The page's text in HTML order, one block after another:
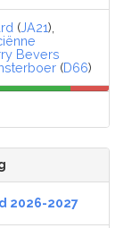
(JA21),
Bevers
(D66)
2026-2027